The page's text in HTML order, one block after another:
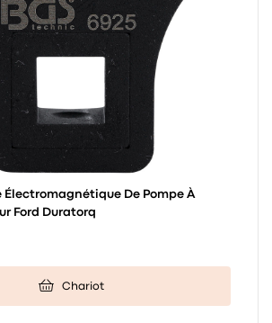
Électromagnétique De Pompe À
Ford Duratorq
Chariot